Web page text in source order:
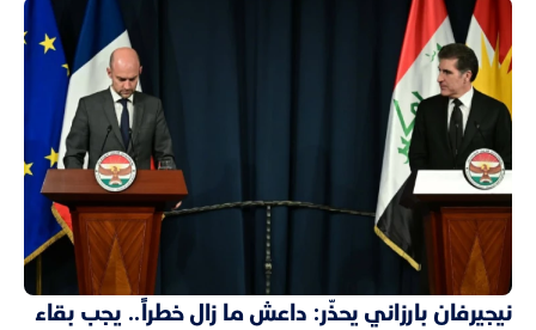
نيجيرفان بارزاني يحذّر: داعش ما زال خطراً.. يجب بقاء